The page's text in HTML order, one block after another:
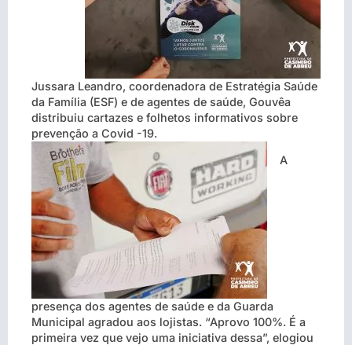
Jussara Leandro, coordenadora de Estratégia Saúde
da Família (ESF) e de agentes de saúde, Gouvêa
distribuiu cartazes e folhetos informativos sobre
prevenção a Covid -19.
A
presença dos agentes de saúde e da Guarda
Municipal agradou aos lojistas. “Aprovo 100%. É a
primeira vez que vejo uma iniciativa dessa”, elogiou